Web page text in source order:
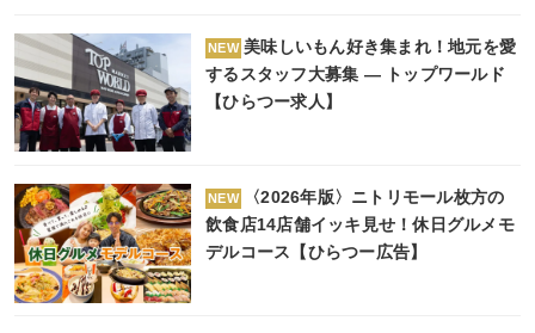
NEW 美味しいもん好き集まれ！地元を愛
するスタッフ大募集 ― トップワールド
【ひらつー求人】
NEW
〈2026年版〉ニトリモール枚方の
飲食店14店舗イッキ見せ！休日グルメモ
デルコース【ひらつー広告】